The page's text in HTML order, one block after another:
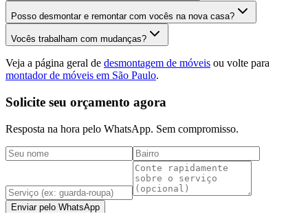
Posso desmontar e remontar com vocês na nova casa?
Vocês trabalham com mudanças?
Veja a página geral de desmontagem de móveis ou volte para
montador de móveis em São Paulo.
Solicite seu orçamento agora
Resposta na hora pelo WhatsApp. Sem compromisso.
Enviar pelo WhatsApp